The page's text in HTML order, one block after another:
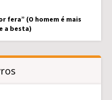
fera” (O homem é mais
a besta)